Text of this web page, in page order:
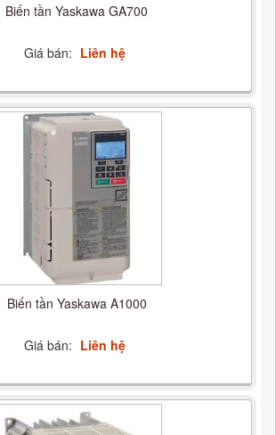
Biến tần Yaskawa GA700
Giá bán: Liên hệ
Biến tần Yaskawa A1000
Giá bán: Liên hệ